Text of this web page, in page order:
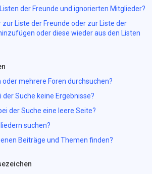
der Freunde und ignorierten Mitglieder?
zur Liste der Freunde oder zur Liste der
oder diese wieder aus den Listen
oder mehrere Foren durchsuchen?
Suche keine Ergebnisse?
der Suche eine leere Seite?
suchen?
Beiträge und Themen finden?